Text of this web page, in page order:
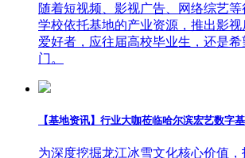
随着短视频、影视广告、网络综艺
学校依托基地的产业资源，推出影
爱好者，应往届高校毕业生，还是
门。
【基地资讯】行业大咖莅临哈尔滨宏艺数字
为深度挖掘龙江冰雪文化核心价值